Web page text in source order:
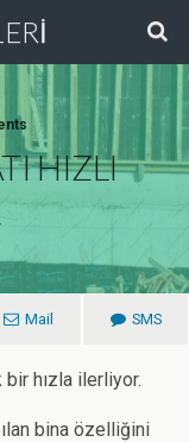
HIZLI
Mail SMS
bir hızla ilerliyor.
bina özelliğini